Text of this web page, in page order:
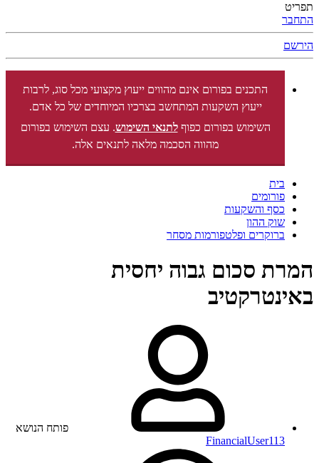
תפריט
התחבר
הירשם
התכנים בפורום אינם מהווים ייעוץ מקצועי מכל סוג, לרבות
ייעוץ השקעות המתחשב בצרכיו המיוחדים של כל אדם.
השימוש בפורום כפוףלתנאי השימוש. עצם השימוש בפורום
מהווה הסכמה מלאה לתנאים אלה.
בית
פורומים
כסף והשקעות
שוק ההון
ברוקרים ופלטפורמות מסחר
המרת סכום גבוה יחסית
באינטרקטיב
פותח הנושא
FinancialUser113